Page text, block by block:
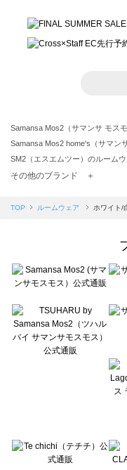
Samansa Mos2（サマンサ モス
Samansa Mos2 home's（サマン
SM2（エスエムツー）のルーム
TSUHARU by Samansa Mos2（
Samansa Mos2 blue（サマンサ
sō4ū（ソウフォーユー）のルー
Te chichi（テチチ）のルームウ
Te chichi CLASSIC（テチチ ク
Lugnoncure（ルノンキュール）
BETTY'S BLUE（べティーズブ
Wpc.（ワールドパーティー）の
その他のブランド ＋
TOP ルームウェア ホワイト/